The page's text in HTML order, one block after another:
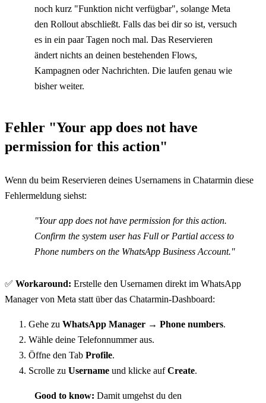
noch kurz "Funktion nicht verfügbar", solange Meta
den Rollout abschließt. Falls das bei dir so ist, versuch
es in ein paar Tagen noch mal. Das Reservieren
ändert nichts an deinen bestehenden Flows,
Kampagnen oder Nachrichten. Die laufen genau wie
bisher weiter.
Fehler "Your app does not have
permission for this action"
Wenn du beim Reservieren deines Usernamens in Chatarmin diese
Fehlermeldung siehst:
"Your app does not have permission for this action.
Confirm the system user has Full or Partial access to
Phone numbers on the WhatsApp Business Account."
✅ Workaround: Erstelle den Usernamen direkt im WhatsApp
Manager von Meta statt über das Chatarmin-Dashboard:
Gehe zu WhatsApp Manager → Phone numbers.
Wähle deine Telefonnummer aus.
Öffne den Tab Profile.
Scrolle zu Username und klicke auf Create.
Good to know: Damit umgehst du den